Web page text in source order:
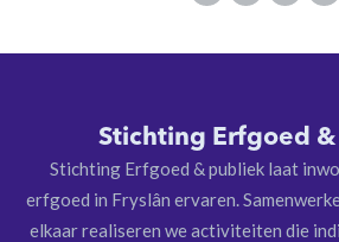
Stichting Erfgoed
Stichting Erfgoed & publiek laat
erfgoed in Fryslân ervaren.
elkaar realiseren we activiteiten die